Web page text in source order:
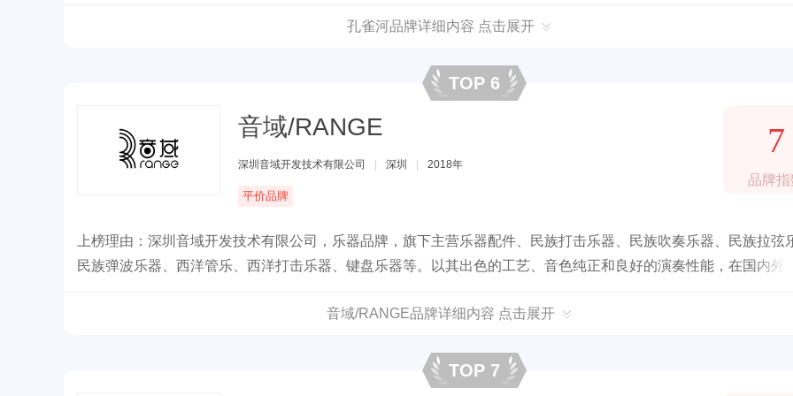
孔雀河品牌详细内容 点击展开
TOP 6
音域/RANGE
深圳音域开发技术有限公司 深圳 2018年
平价品牌
7
品牌指
上榜理由：深圳音域开发技术有限公司，乐器品牌，旗下主营乐器配件、民族打击乐器、民族吹奏乐器、民族拉弦
民族弹波乐器、西洋管乐、西洋打击乐器、键盘乐器等。以其出色的工艺、音色纯正和良好的演奏性能，在国内外
音域/RANGE品牌详细内容 点击展开
TOP 7